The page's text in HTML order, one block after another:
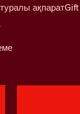
ақпарат